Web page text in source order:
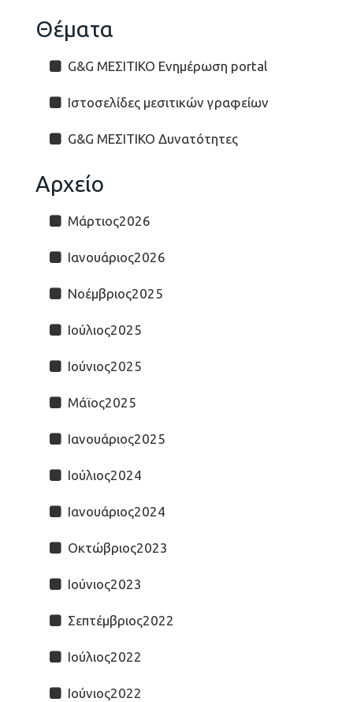
Θέματα
G&G ΜΕΣΙΤΙΚΟ Ενημέρωση portal
Ιστοσελίδες μεσιτικών γραφείων
G&G ΜΕΣΙΤΙΚΟ Δυνατότητες
Αρχείο
Μάρτιος2026
Ιανουάριος2026
Νοέμβριος2025
Ιούλιος2025
Ιούνιος2025
Μάϊος2025
Ιανουάριος2025
Ιούλιος2024
Ιανουάριος2024
Οκτώβριος2023
Ιούνιος2023
Σεπτέμβριος2022
Ιούλιος2022
Ιούνιος2022